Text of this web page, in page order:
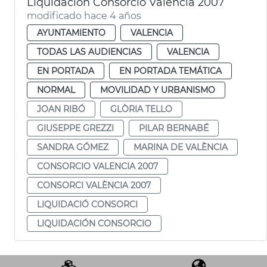
modificado hace 4 años
AYUNTAMIENTO
VALENCIA
TODAS LAS AUDIENCIAS
VALENCIA
EN PORTADA
EN PORTADA TEMÁTICA
NORMAL
MOVILIDAD Y URBANISMO
JOAN RIBÓ
GLÒRIA TELLO
GIUSEPPE GREZZI
PILAR BERNABÉ
SANDRA GÓMEZ
MARINA DE VALÈNCIA
CONSORCIO VALENCIA 2007
CONSORCI VALÈNCIA 2007
LIQUIDACIÓ CONSORCI
LIQUIDACIÓN CONSORCIO